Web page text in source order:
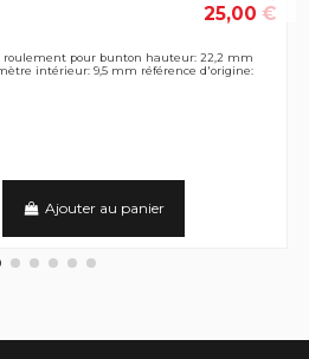
25,00 €
roulement pour bunton hauteur: 22,2 mm
intérieur: 9,5 mm référence d'origine:
Ajouter au panier